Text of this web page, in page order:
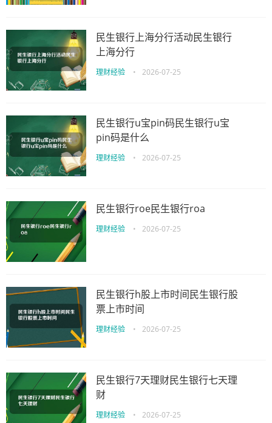
民生银行上海分行活动民生银行
上海分行
理财经验 • 2026-07-25
民生银行u宝pin码民生银行u宝
pin码是什么
理财经验 • 2026-07-25
民生银行roe民生银行roa
理财经验 • 2026-07-25
民生银行h股上市时间民生银行股
票上市时间
理财经验 • 2026-07-25
民生银行7天理财民生银行七天理
财
理财经验 • 2026-07-25